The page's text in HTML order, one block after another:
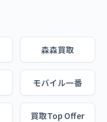
森森買取
モバイル一番
買取Top Offer